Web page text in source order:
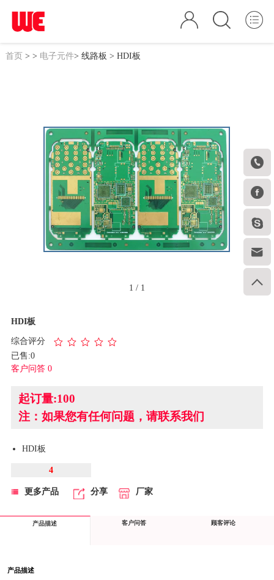





首页> > 电子元件> 线路板 > HDI板
1 / 1
HDI板
综合评分
已售:0
客户问答 0
起订量:100
注：如果您有任何问题，请联系我们
HDI板
4
更多产品 分享 厂家
产品描述 客户问答 顾客评论
产品描述